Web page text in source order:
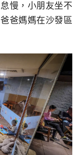
慢，小朋友坐不
爸媽媽在沙發區